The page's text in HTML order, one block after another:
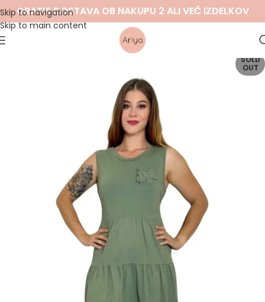
Skip to navigation
Skip to main content
GRATIS DOSTAVA OB NAKUPU 2 ALI VEČ IZDELKOV
SOLD
OUT